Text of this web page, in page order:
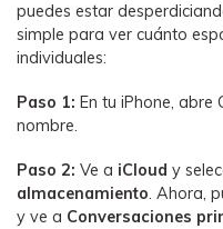
puedes estar
simple para ver cuánto
individuales:
Paso 1: En tu iPhone, abre
nombre.
Paso 2: Ve a iCloud y
almacenamiento. Ahora,
y ve a Conversaciones